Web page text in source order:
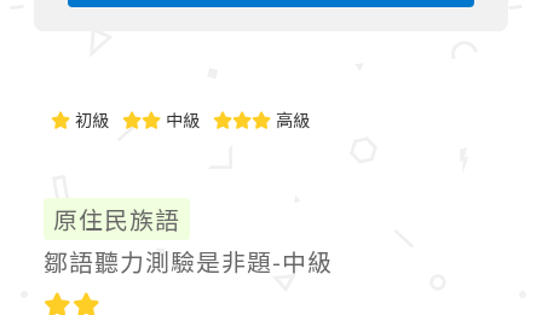
初級 中級 高級
原住民族語
鄒語聽力測驗是非題-中級